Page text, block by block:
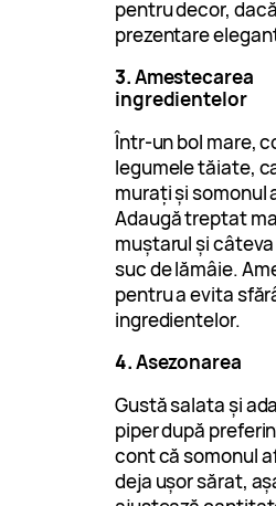
pentru decor,
prezentare
3.Amestecarea
ingredientelor
Într-un bol mare,
legumele tăiate,
murați și somonul
Adaugă treptat
muștarul și
suc de lămâie.
pentru a evita
ingredientelor.
4.Asezonarea
Gustă salata și
piper după
cont că somonul
deja ușor sărat,